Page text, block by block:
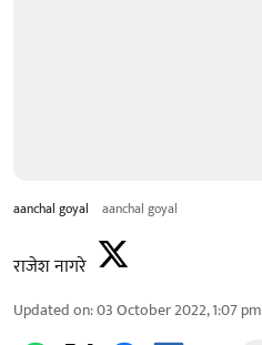
aanchal goyal aanchal goyal
राजेश नागरे
Updated on:03 October 2022, 1:07 pm